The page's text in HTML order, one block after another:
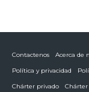
Contactenos Acerca de
Política y privacidad
Chárter privado